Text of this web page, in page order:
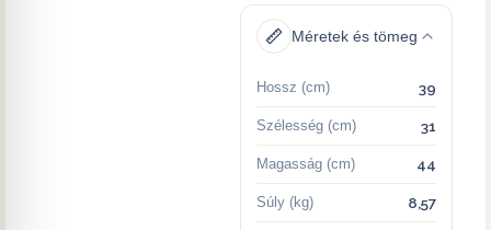
Méretek és tömeg
Hossz (cm) 39
Szélesség (cm) 31
Magasság (cm) 44
Súly (kg) 8,57